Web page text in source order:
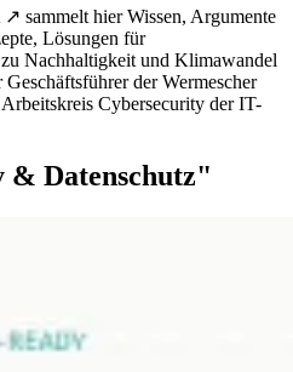
↗ sammelt hier Wissen, Argumente
Lösungen für
Nachhaltigkeit und Klimawandel
der Wermescher
Cybersecurity der IT-
& Datenschutz"